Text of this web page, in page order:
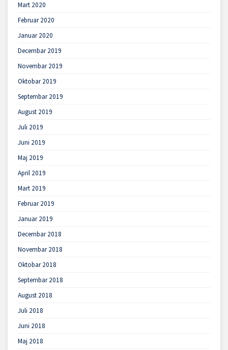
Mart 2020
Februar 2020
Januar 2020
Decembar 2019
Novembar 2019
Oktobar 2019
Septembar 2019
August 2019
Juli 2019
Juni 2019
Maj 2019
April 2019
Mart 2019
Februar 2019
Januar 2019
Decembar 2018
Novembar 2018
Oktobar 2018
Septembar 2018
August 2018
Juli 2018
Juni 2018
Maj 2018